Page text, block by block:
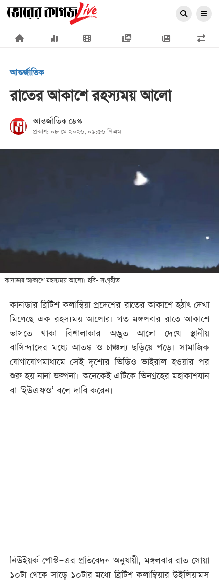
×
প্রচ্ছদ
বিনোদন
স্টাইল
তথ্যপ্রযুক্তি
সব
বিভাগ
ছবি
আন্তর্জাতিক
রাতের আকাশে রহস্যময় আলো
আন্তর্জাতিক ডেস্ক
প্রকাশ: ০৮ মে ২০২৬, ০১:৫৬ পিএম
কানাডার আকাশে রহস্যময় আলো। ছবি- সংগৃহীত
কানাডার ব্রিটিশ কলাম্বিয়া প্রদেশের রাতের আকাশে হঠাৎ দেখা
মিলেছে এক রহস্যময় আলোর। গত মঙ্গলবার রাতে আকাশে
ভাসতে থাকা বিশালাকার অদ্ভুত আলো দেখে স্থানীয়
বাসিন্দাদের মধ্যে আতঙ্ক ও চাঞ্চল্য ছড়িয়ে পড়ে। সামাজিক
যোগাযোগমাধ্যমে সেই দৃশ্যের ভিডিও ভাইরাল হওয়ার পর
শুরু হয় নানা জল্পনা। অনেকেই এটিকে ভিনগ্রহের মহাকাশযান
বা ‘ইউএফও’ বলে দাবি করেন।
নিউইয়র্ক পোস্ট–এর প্রতিবেদন অনুযায়ী, মঙ্গলবার রাত সোয়া
১০টা থেকে সাড়ে ১০টার মধ্যে ব্রিটিশ কলাম্বিয়ার উইলিয়ামস